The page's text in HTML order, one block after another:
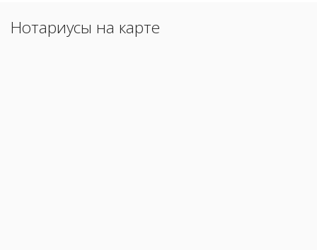
Нотариусы на карте